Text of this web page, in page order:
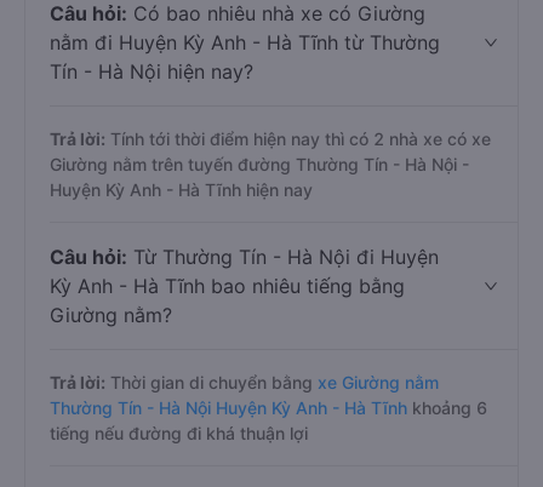
Câu hỏi: Có bao nhiêu nhà xe có Giường
nằm đi Huyện Kỳ Anh - Hà Tĩnh từ Thường
Tín - Hà Nội hiện nay?
Trả lời: Tính tới thời điểm hiện nay thì có 2 nhà xe có xe
Giường nằm trên tuyến đường Thường Tín - Hà Nội -
Huyện Kỳ Anh - Hà Tĩnh hiện nay
Câu hỏi: Từ Thường Tín - Hà Nội đi Huyện
Kỳ Anh - Hà Tĩnh bao nhiêu tiếng bằng
Giường nằm?
Trả lời: Thời gian di chuyển bằng xe Giường nằm
Thường Tín - Hà Nội Huyện Kỳ Anh - Hà Tĩnh khoảng 6
tiếng nếu đường đi khá thuận lợi